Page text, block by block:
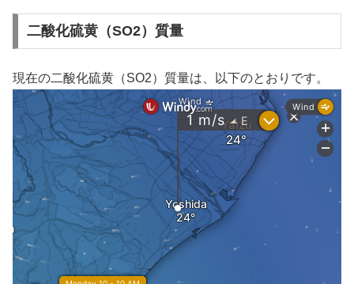
二酸化硫黄（SO2）質量
現在の二酸化硫黄（SO2）質量は、以下のとおりです。